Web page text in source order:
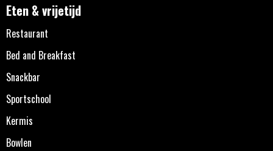
Eten & vrijetijd
Restaurant
Bed and Breakfast
Snackbar
Sportschool
Kermis
Bowlen